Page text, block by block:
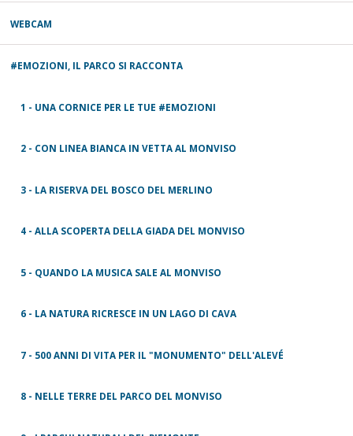
WEBCAM
#EMOZIONI, IL PARCO SI RACCONTA
1 - UNA CORNICE PER LE TUE #EMOZIONI
2 - CON LINEA BIANCA IN VETTA AL MONVISO
3 - LA RISERVA DEL BOSCO DEL MERLINO
4 - ALLA SCOPERTA DELLA GIADA DEL MONVISO
5 - QUANDO LA MUSICA SALE AL MONVISO
6 - LA NATURA RICRESCE IN UN LAGO DI CAVA
7 - 500 ANNI DI VITA PER IL "MONUMENTO" DELL'ALEVÉ
8 - NELLE TERRE DEL PARCO DEL MONVISO